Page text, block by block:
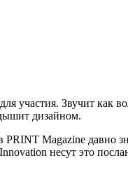
участия. Звучит как
дизайном.
Magazine давно
несут это